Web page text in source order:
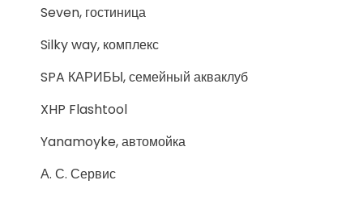
Seven, гостиница
Silky way, комплекс
SPA КАРИБЫ, семейный акваклуб
XHP Flashtool
Yanamoyke, автомойка
А. С. Сервис